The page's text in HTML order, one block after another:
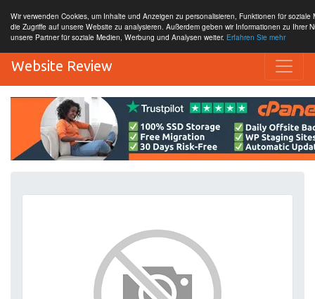
Wir verwenden Cookies, um Inhalte und Anzeigen zu personalisieren, Funktionen für
die Zugriffe auf unsere Website zu analysieren. Außerdem geben wir Informationen zu Ihrer
unsere Partner für soziale Medien, Werbung und Analysen weiter. Erfahren Sie mehr
Website Review